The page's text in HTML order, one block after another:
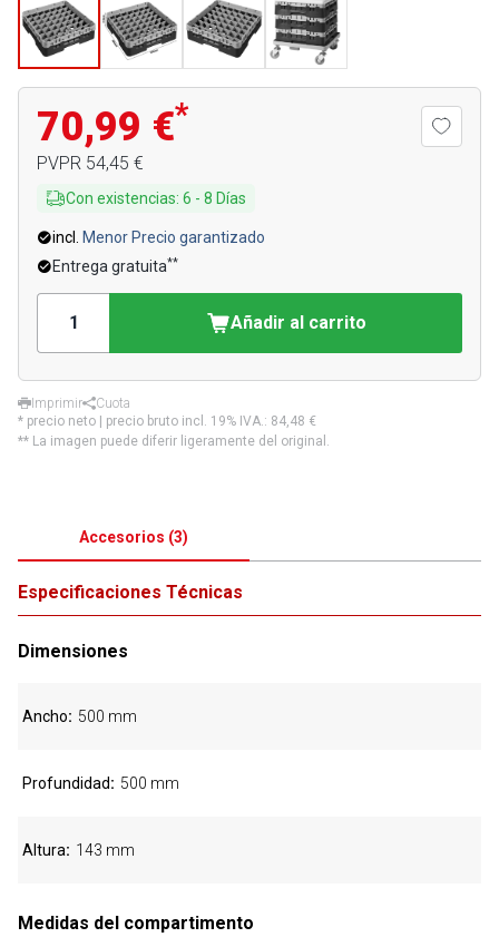
70,99 €*
PVPR 54,45 €
Con existencias: 6 - 8 Días
incl.
Menor Precio garantizado
Entrega gratuita**
Añadir al carrito
Imprimir
Cuota
* precio neto | precio bruto incl. 19% IVA.: 84,48 €
** La imagen puede diferir ligeramente del original.
Accesorios (3)
Especificaciones Técnicas
Dimensiones
Ancho 500 mm
Profundidad 500 mm
Altura 143 mm
Medidas del compartimento